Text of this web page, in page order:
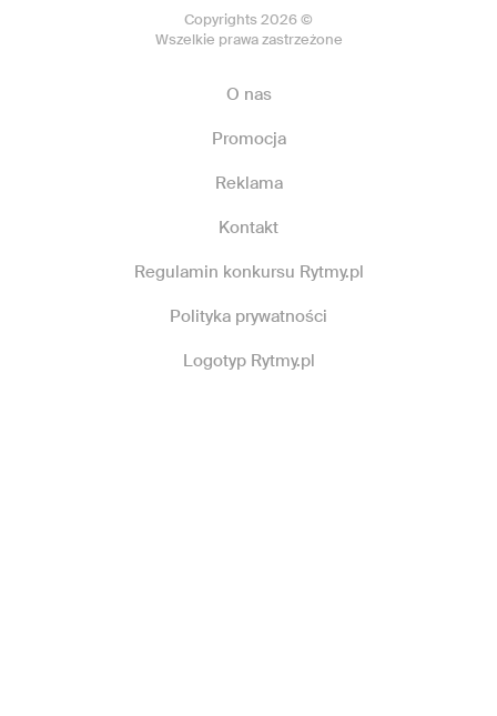
Copyrights 2026 ©
Wszelkie prawa zastrzeżone
O nas
Promocja
Reklama
Kontakt
Regulamin konkursu Rytmy.pl
Polityka prywatności
Logotyp Rytmy.pl